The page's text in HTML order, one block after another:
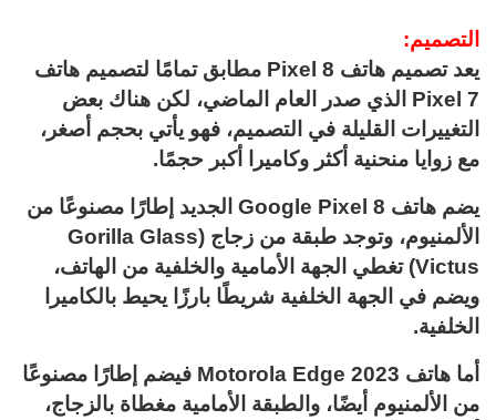
التصميم:
يعد تصميم هاتف Pixel 8 مطابق تمامًا لتصميم هاتف
Pixel 7 الذي صدر العام الماضي، لكن هناك بعض
التغييرات القليلة في التصميم، فهو يأتي بحجم أصغر،
مع زوايا منحنية أكثر وكاميرا أكبر حجمًا.
يضم هاتف Google Pixel 8 الجديد إطارًا مصنوعًا من
الألمنيوم، وتوجد طبقة من زجاج (Gorilla Glass
Victus) تغطي الجهة الأمامية والخلفية من الهاتف،
ويضم في الجهة الخلفية شريطًا بارزًا يحيط بالكاميرا
الخلفية.
أما هاتف Motorola Edge 2023 فيضم إطارًا مصنوعًا
من الألمنيوم أيضًا، والطبقة الأمامية مغطاة بالزجاج،